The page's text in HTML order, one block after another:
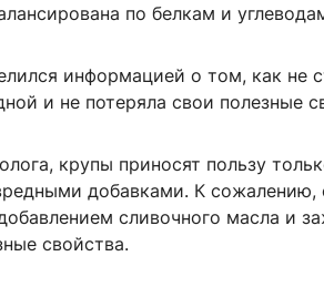
по белкам и
информацией о том, как не
и не потеряла свои полезные
крупы приносят пользу
добавками. К сожалению,
сливочного масла и
свойства.